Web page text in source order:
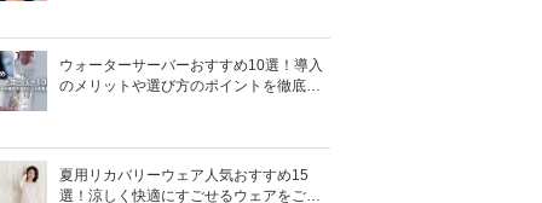
ウォーターサーバーおすすめ10選！導入
のメリットや選び方のポイントを徹底解
夏用リカバリーウェア人気おすすめ15
選！涼しく快適にすごせるウェアをご紹